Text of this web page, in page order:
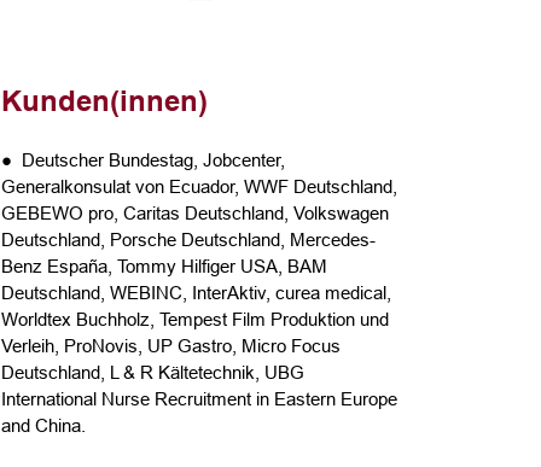
Kunden(innen)
● Deutscher Bundestag, Jobcenter,
Generalkonsulat von Ecuador, WWF Deutschland,
GEBEWO pro, Caritas Deutschland, Volkswagen
Deutschland, Porsche Deutschland, Mercedes-
Benz España, Tommy Hilfiger USA, BAM
Deutschland, WEBINC, InterAktiv, curea medical,
Worldtex Buchholz, Tempest Film Produktion und
Verleih, ProNovis, UP Gastro, Micro Focus
Deutschland, L & R Kältetechnik, UBG
International Nurse Recruitment in Eastern Europe
and China.